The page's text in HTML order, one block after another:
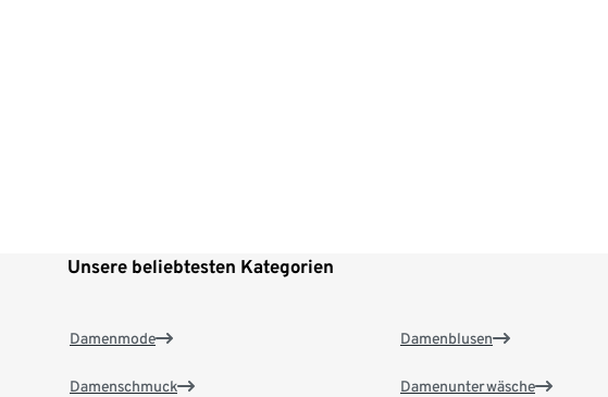
Unsere beliebtesten Kategorien
Damenmode
Damenschmuck
Damenblusen
Damenunterwäsche